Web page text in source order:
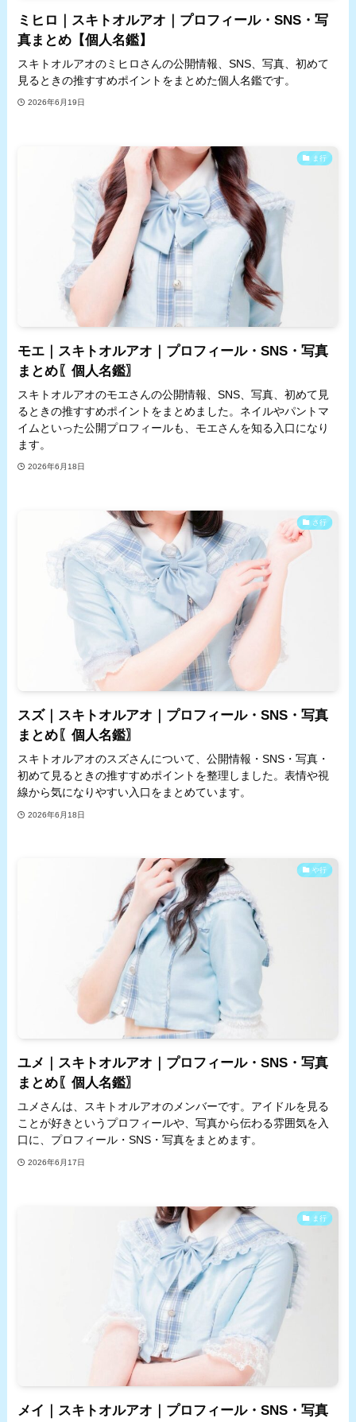
ミヒロ｜スキトオルアオ｜プロフィール・SNS・写
真まとめ【個人名鑑】
スキトオルアオのミヒロさんの公開情報、SNS、写真、初めて
見るときの推すすめポイントをまとめた個人名鑑です。
2026年6月19日
ま行
モエ｜スキトオルアオ｜プロフィール・SNS・写真
まとめ〖個人名鑑〗
スキトオルアオのモエさんの公開情報、SNS、写真、初めて見
るときの推すすめポイントをまとめました。ネイルやパントマ
イムといった公開プロフィールも、モエさんを知る入口になり
ます。
2026年6月18日
さ行
スズ｜スキトオルアオ｜プロフィール・SNS・写真
まとめ〖個人名鑑〗
スキトオルアオのスズさんについて、公開情報・SNS・写真・
初めて見るときの推すすめポイントを整理しました。表情や視
線から気になりやすい入口をまとめています。
2026年6月18日
や行
ユメ｜スキトオルアオ｜プロフィール・SNS・写真
まとめ〖個人名鑑〗
ユメさんは、スキトオルアオのメンバーです。アイドルを見る
ことが好きというプロフィールや、写真から伝わる雰囲気を入
口に、プロフィール・SNS・写真をまとめます。
2026年6月17日
ま行
メイ｜スキトオルアオ｜プロフィール・SNS・写真